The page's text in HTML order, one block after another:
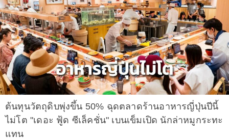
ต้นทุนวัตถุดิบพุ่งขึ้น 50% ฉุดตลาดร้านอาหารญี่ปุ่นปีนี้
ไม่โต "เดอะ ฟู้ด ซีเล็คชั่น" เบนเข็มเปิด นักล่าหมูกระทะ
แทน